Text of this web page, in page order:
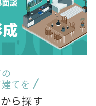
てを
から探す